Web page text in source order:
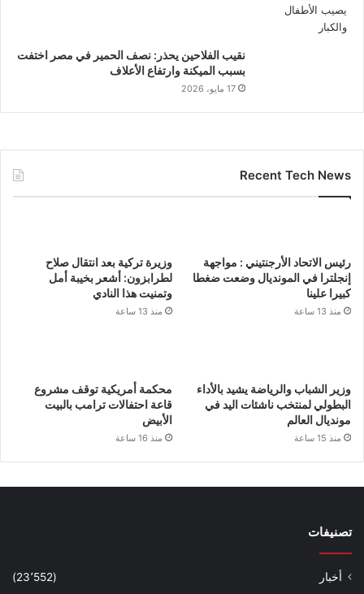
نقيب الفلاحين يحذر: نصف الحمير في مصر اختفت
بسبب الميكنة وارتفاع الأعلاف
17 مايو، 2026
Recent Tech News
رئيس الاتحاد الأرجنتيني : مواجهة
إنجلترا في المونديال وضعت ضغطا
كبيرا علينا
منذ 13 ساعة
وزيرة تركية بعد انتقال صلاح
لطرابزون: أشعر بخيبة أمل
وتمنيت هذا النادي
منذ 13 ساعة
وزير الشباب والرياضة يشيد بالأداء
البطولي لمنتخب ناشئات اليد في
مونديال العالم
منذ 15 ساعة
محكمة أمريكية توقف مشروع
قاعة احتفالات ترامب بالبيت
الأبيض
منذ 16 ساعة
تصنيفات
أخبار
(23٬552)